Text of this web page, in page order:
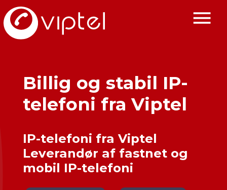
Billig og stabil IP-
telefoni fra Viptel
IP-telefoni fra Viptel
Leverandør af fastnet og
mobil IP-telefoni